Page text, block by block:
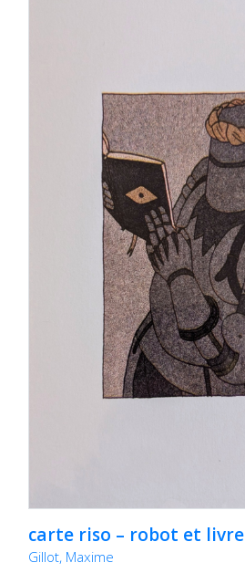
carte riso – robot et livre
Gillot, Maxime